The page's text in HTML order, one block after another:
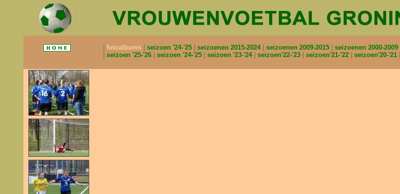
fotoalbums seizoen '24-'25 seizoenen 2015-2024 seizoenen 2009-2015 seizoenen 2000-2009
seizoen '25-'26
seizoen '24-'25 seizoen '23-'24 seizoen'22-'23 seizoen'21-'22 seizoen'20-'21